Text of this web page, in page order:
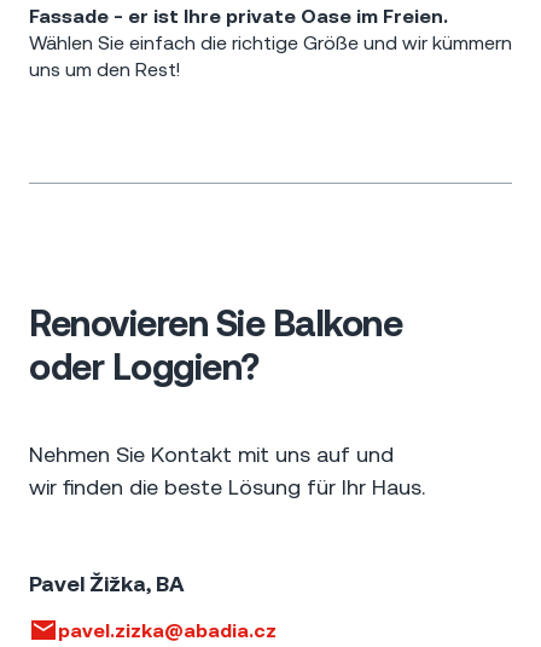
Fassade - er ist Ihre private Oase im Freien.
Wählen Sie einfach die richtige Größe und wir kümmern
uns um den Rest!
Renovieren Sie Balkone
oder Loggien?
Nehmen Sie Kontakt mit uns auf und
wir finden die beste Lösung für Ihr Haus.
Pavel Žižka, BA
pavel.zizka@abadia.cz